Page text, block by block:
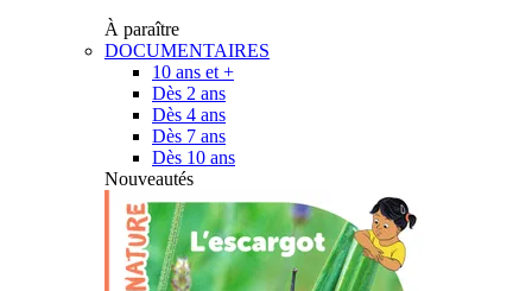
À paraître
DOCUMENTAIRES
10 ans et +
Dès 2 ans
Dès 4 ans
Dès 7 ans
Dès 10 ans
Nouveautés